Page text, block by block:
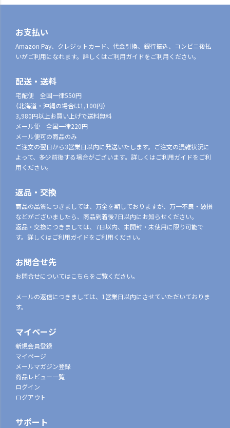
お支払い
Amazon Pay、クレジットカード、代金引換、銀行振込、コンビニ後払
いがご利用になれます。詳しくはご利用ガイドをご利用ください。
配送・送料
宅配便 全国一律550円
（北海道・沖縄の場合は1,100円）
3,980円以上お買い上げで送料無料
メール便 全国一律220円
メール便可の商品のみ
ご注文の翌日から3営業日以内に発送いたします。ご注文の混雑状況に
よって、多少前後する場合がございます。詳しくはご利用ガイドをご利
用ください。
返品・交換
商品の品質につきましては、万全を期しておりますが、万一不良・破損
などがございましたら、商品到着後7日以内にお知らせください。
返品・交換につきましては、7日以内、未開封・未使用に限り可能で
す。詳しくはご利用ガイドをご利用ください。
お問合せ先
お問合せについてはこちらをご覧ください。
メールの返信につきましては、1営業日以内にさせていただいておりま
す。
マイページ
新規会員登録
マイページ
メールマガジン登録
商品レビュー一覧
ログイン
ログアウト
サポート